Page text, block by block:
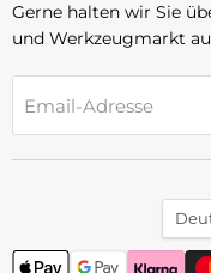
Gerne halten wir Sie
und Werkzeugmarkt
Email-Adresse